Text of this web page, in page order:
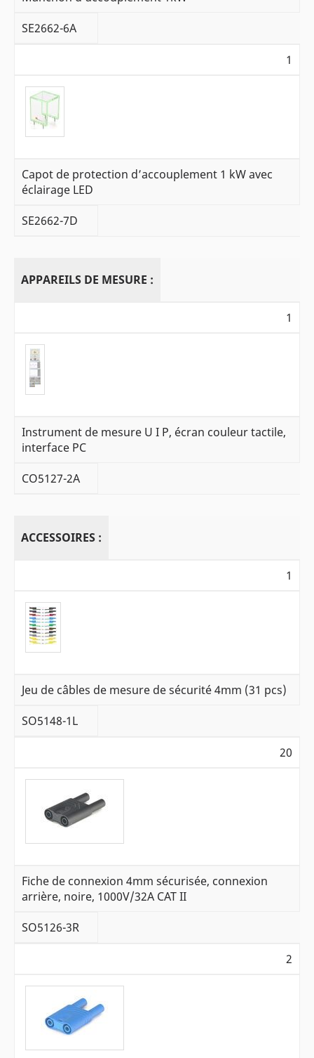
SE2662-6A
1
Capot de protection d’accouplement 1 kW avec
éclairage LED
SE2662-7D
APPAREILS DE MESURE :
1
Instrument de mesure U I P, écran couleur tactile,
interface PC
CO5127-2A
ACCESSOIRES :
1
Jeu de câbles de mesure de sécurité 4mm (31 pcs)
SO5148-1L
20
Fiche de connexion 4mm sécurisée, connexion
arrière, noire, 1000V/32A CAT II
SO5126-3R
2